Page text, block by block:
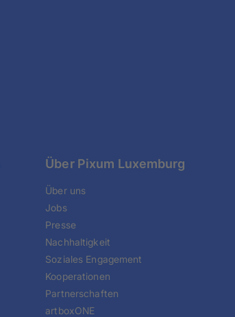
Über Pixum Luxemburg
Über uns
Jobs
Presse
Nachhaltigkeit
Soziales Engagement
Kooperationen
Partnerschaften
artboxONE